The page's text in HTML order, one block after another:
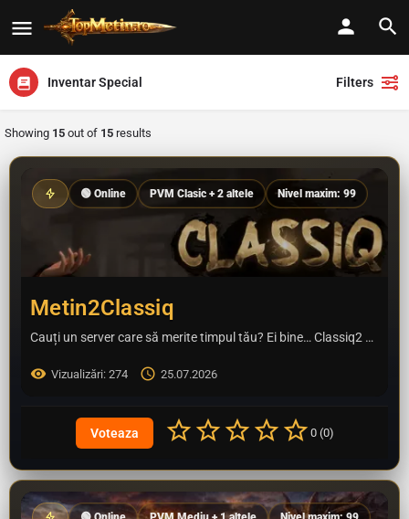
Inventar Special Filters
Showing 15 out of 15 results
Metin2Classiq
Cauți un server care să merite timpul tău? Ei bine… Classiq2 este un server PvM Hard–Medium care te poartă…
Vizualizări: 274 25.07.2026
🟢 Online PVM Clasic + 2 altele Nivel maxim: 99
0 (0)